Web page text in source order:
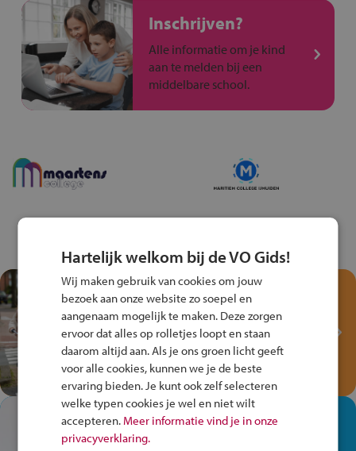
Inschrijven?
Alle informatie om je kind
aan te melden bij een
middelbare school.
Test je kennis met het
Fiets Veilig
Verkeersspel!
Speel het Fiets Veilig Verkeersspel
en win een Cortina-fiets!
In de winkel ben je op je
plek!
Hartelijk welkom bij de VO Gids!
Wij maken gebruik van cookies om jouw
bezoek aan onze website zo soepel en
aangenaam mogelijk te maken. Deze zorgen
ervoor dat alles op rolletjes loopt en staan
daarom altijd aan. Als je ons groen licht geeft
voor alle cookies, kunnen we je de beste
ervaring bieden. Je kunt ook zelf selecteren
welke typen cookies je wel en niet wilt
accepteren. Meer informatie vind je in onze
privacyverklaring.